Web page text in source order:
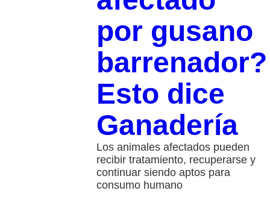
por gusano
barrenador?
Esto dice
Ganadería
Los animales afectados pueden
recibir tratamiento, recuperarse y
continuar siendo aptos para
consumo humano